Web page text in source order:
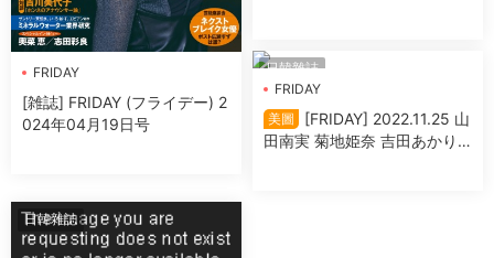
FRIDAY
[雑誌] FRIDAY (フライデー) 2
024年04月19日号
日韓雜誌
FRIDAY
美圖
[FRIDAY] 2022.11.25 山
田南実 菊地姫奈 吉田あかり
日韓雜誌